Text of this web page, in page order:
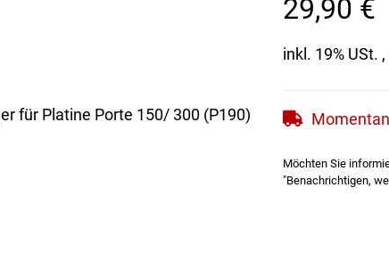
29,90 €
inkl. 19% USt.
Möchten Sie
"Benachrichtigen,